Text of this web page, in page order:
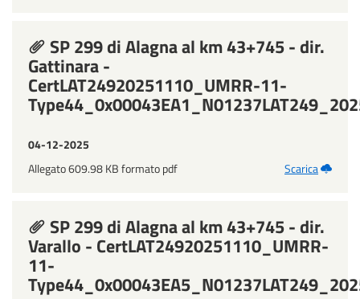
SP 299 di Alagna al km 43+745 - dir.
Gattinara -
CertLAT24920251110_UMRR-11-
04-12-2025
Allegato 609.98 KB formato pdf
Scarica
SP 299 di Alagna al km 43+745 - dir.
Varallo - CertLAT24920251110_UMRR-
11-